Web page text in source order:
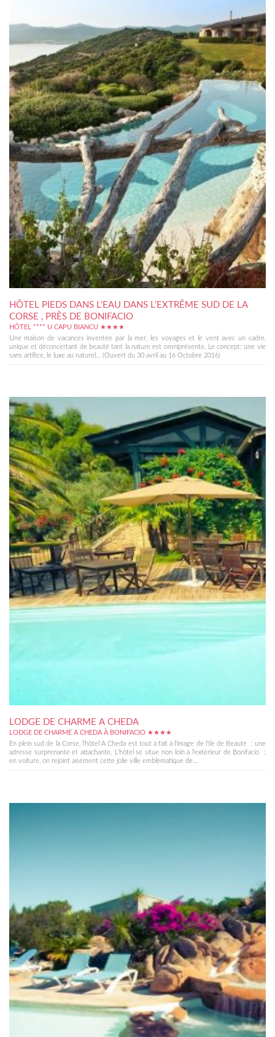
HÔTEL PIEDS DANS L’EAU DANS L’EXTRÊME SUD DE LA
CORSE , PRÈS DE BONIFACIO
HÔTEL **** U CAPU BIANCU ★★★★
Une maison de vacances inventée par la mer, les voyages et le vent avec un cadre,
unique et déconcertant de beauté tant la nature est omniprésente. Le concept: une vie
sans artifice, le luxe au naturel… (Ouvert du 30 avril au 16 Octobre 2016)
LODGE DE CHARME A CHEDA
LODGE DE CHARME A CHEDA À BONIFACIO ★★★★
En plein sud de la Corse, l'hôtel A Cheda est tout à fait à l'image de l'Ile de Beauté : une
adresse surprenante et attachante. L'hôtel se situe non loin à l'extérieur de Bonifacio :
en voiture, on rejoint aisément cette jolie ville emblématique de...